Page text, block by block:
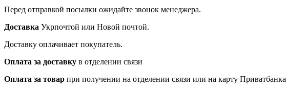
Перед отправкой посылки ожидайте звонок менеджера.
Доставка Укрпочтой или Новой почтой.
Доставку оплачивает покупатель.
Оплата за доставку в отделении связи
Оплата за товар при получении на отделении связи или на карту Приватбанка